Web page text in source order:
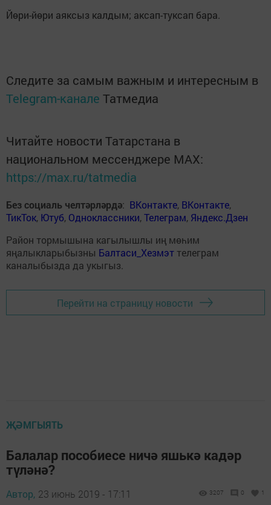
Йөри-йөри аяксыз калдым; аксап-туксап бара.
Следите за самым важным и интересным в
Telegram-канале Татмедиа
Читайте новости Татарстана в
национальном мессенджере MАХ:
https://max.ru/tatmedia
Без социаль челтәрләрдә: ВКонтакте, ВКонтакте,
ТикТок, Ютуб, Одноклассники,Телеграм, Яндекс.Дзен
Район тормышына кагылышлы иң мөһим
яңалыкларыбызны Балтаси_Хезмэт телеграм
каналыбызда да укыгыз.
Перейти на страницу новости
ҖӘМГЫЯТЬ
Балалар пособиесе ничә яшькә кадәр
түләнә?
Автор, 23 июнь 2019 - 17:11 3207 0 1